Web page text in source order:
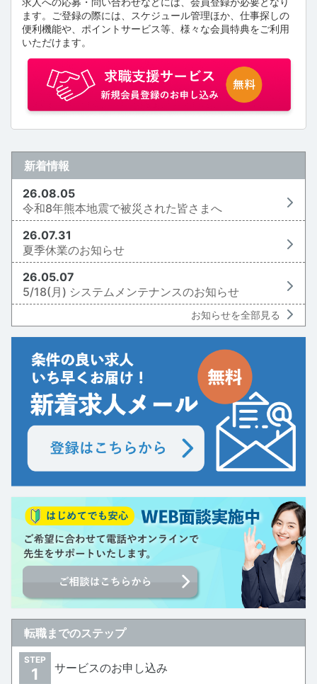
ます。ご登録の際には、スケジュール管理ほか、仕事探しの
便利機能や、ポイントサービス等、様々な会員特典をご利用
いただけます。
新着情報
26.08.05
令和8年熊本地震で被災された皆さまへ
26.07.31
夏季休業のお知らせ
26.05.07
5/18(月) システムメンテナンスのお知らせ
お知らせを全部見る
転職までのステップ
STEP
1 サービスのお申し込み